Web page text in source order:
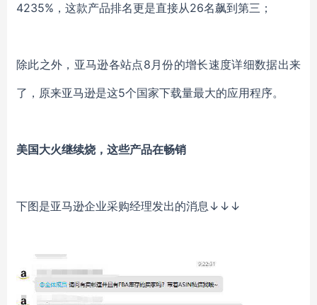
4235%，这款产品排名更是直接从26名飙到第三；
除此之外， 亚马逊各站点8月份的增长速度详细数据出来
了，原来亚马逊是这5个国家下载量最大的应用程序。
美国大火继续烧，这些产品在畅销
下图是亚马逊企业采购经理发出的消息↓↓↓